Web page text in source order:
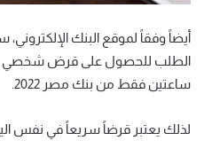
أيضاً وفقاً لموقع البنك
الطلب للحصول على قرض شخصي
ساعتين فقط من بنك مصر 2022.
لذلك يعتبر قرضاً سريعاً في نفس